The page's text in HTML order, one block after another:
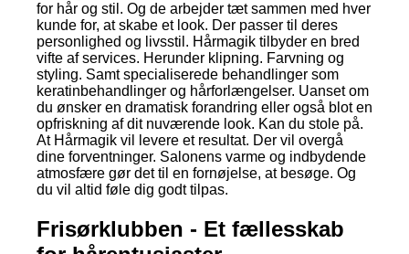
for hår og stil. Og de arbejder tæt sammen med hver
kunde for, at skabe et look. Der passer til deres
personlighed og livsstil. Hårmagik tilbyder en bred
vifte af services. Herunder klipning. Farvning og
styling. Samt specialiserede behandlinger som
keratinbehandlinger og hårforlængelser. Uanset om
du ønsker en dramatisk forandring eller også blot en
opfriskning af dit nuværende look. Kan du stole på.
At Hårmagik vil levere et resultat. Der vil overgå
dine forventninger. Salonens varme og indbydende
atmosfære gør det til en fornøjelse, at besøge. Og
du vil altid føle dig godt tilpas.
Frisørklubben - Et fællesskab